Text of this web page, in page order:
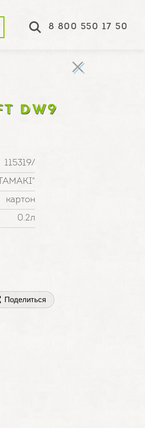
8 800 550 17 50
DW9
115319/
картон
0.2л
Поделиться